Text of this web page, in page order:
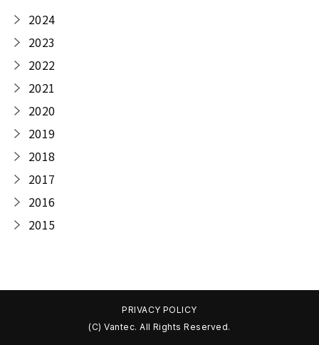
2024
2023
2022
2021
2020
2019
2018
2017
2016
2015
PRIVACY POLICY
(C) Vantec. All Rights Reserved.